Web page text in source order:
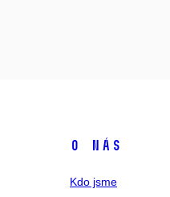
O NÁS
Kdo jsme